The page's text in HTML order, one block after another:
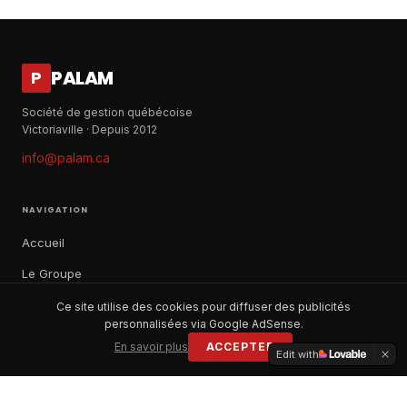
P PALAM
Société de gestion québécoise
Victoriaville · Depuis 2012
info@palam.ca
NAVIGATION
Accueil
Le Groupe
Notre histoire
Ce site utilise des cookies pour diffuser des publicités
personnalisées via Google AdSense.
En savoir plus
ACCEPTER
Edit with